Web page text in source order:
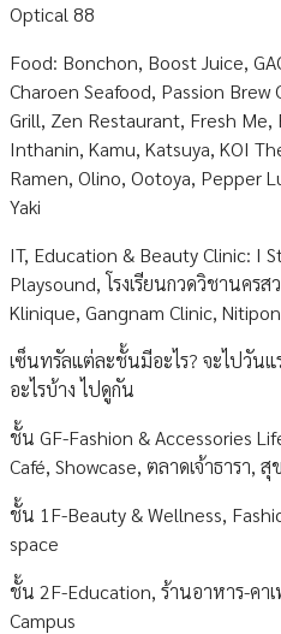
Optical 88
Food: Bonchon, Boost Juice,
Charoen Seafood, Passion Brew
Grill, Zen Restaurant, Fresh Me,
Inthanin, Kamu, Katsuya, KOI
Ramen, Olino, Ootoya, Pepper
Yaki
IT, Education & Beauty Clinic: I
Playsound, โรงเรียนกวดวิชานครส
Klinique, Gangnam Clinic,
เซ็นทรัลแต่ละชั้นมีอะไร? จะไปวัน
อะไรบ้าง ไปดูกัน
ชั้น GF-Fashion & Accessories
Café, Showcase, ตลาดเจ้าธารา,
ชั้น 1F-Beauty & Wellness,
space
ชั้น 2F-Education, ร้านอาหาร-คา
Campus